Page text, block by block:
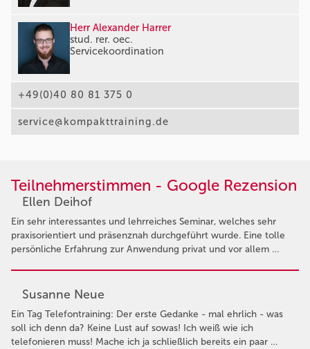
Herr Alexander Harrer
stud. rer. oec.
Servicekoordination
+49(0)40 80 81 375 0
service@kompakttraining.de
Teilnehmerstimmen - Google Rezension
Ellen Deihof
Ein sehr interessantes und lehrreiches Seminar, welches sehr
praxisorientiert und präsenznah durchgeführt wurde. Eine tolle
persönliche Erfahrung zur Anwendung privat und vor allem …
Susanne Neue
Ein Tag Telefontraining: Der erste Gedanke - mal ehrlich - was
soll ich denn da? Keine Lust auf sowas! Ich weiß wie ich
telefonieren muss! Mache ich ja schließlich bereits ein paar …